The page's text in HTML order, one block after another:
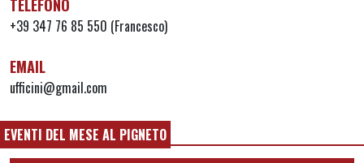
TELEFONO
+39 347 76 85 550 (Francesco)
EMAIL
ufficini@gmail.com
EVENTI DEL MESE AL PIGNETO